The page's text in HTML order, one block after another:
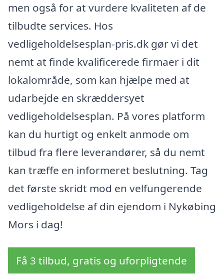
men også for at vurdere kvaliteten af de
tilbudte services. Hos
vedligeholdelsesplan-pris.dk gør vi det
nemt at finde kvalificerede firmaer i dit
lokalområde, som kan hjælpe med at
udarbejde en skræddersyet
vedligeholdelsesplan. På vores platform
kan du hurtigt og enkelt anmode om
tilbud fra flere leverandører, så du nemt
kan træffe en informeret beslutning. Tag
det første skridt mod en velfungerende
vedligeholdelse af din ejendom i Nykøbing
Mors i dag!
Få 3 tilbud, gratis og uforpligtende